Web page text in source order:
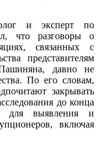
и эксперт по
что разговоры о
связанных с
представителям
давно не
По его словам,
закрывать
до конца
для выявления и
включая